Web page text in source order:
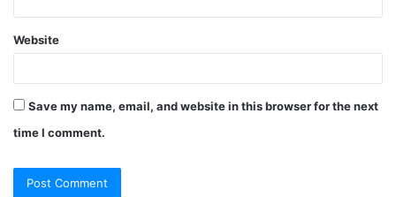
Website
Save my name, email, and website in this browser for the next
time I comment.